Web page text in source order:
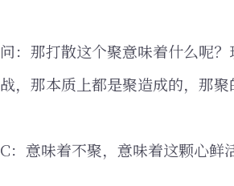
问：那打散这个聚意味着什么呢
战，那本质上都是聚造成的，那聚
C：意味着不聚，意味着这颗心鲜